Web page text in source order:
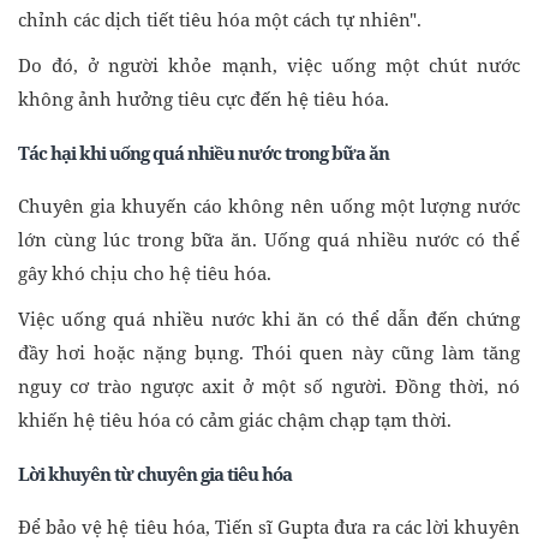
chỉnh các dịch tiết tiêu hóa một cách tự nhiên".
Do đó, ở người khỏe mạnh, việc uống một chút nước
không ảnh hưởng tiêu cực đến hệ tiêu hóa.
Tác hại khi uống quá nhiều nướctrong bữa ăn
Chuyên gia khuyến cáo không nên uống một lượng nước
lớn cùng lúc trong bữa ăn. Uống quá nhiều nước có thể
gây khó chịu cho hệ tiêu hóa.
Việc uống quá nhiều nước khi ăn có thể dẫn đến chứng
đầy hơi hoặc nặng bụng. Thói quen này cũng làm tăng
nguy cơ trào ngược axit ở một số người. Đồng thời, nó
khiến hệ tiêu hóa có cảm giác chậm chạp tạm thời.
Lời khuyên từ chuyên gia tiêu hóa
Để bảo vệ hệ tiêu hóa, Tiến sĩ Gupta đưa ra các lời khuyên